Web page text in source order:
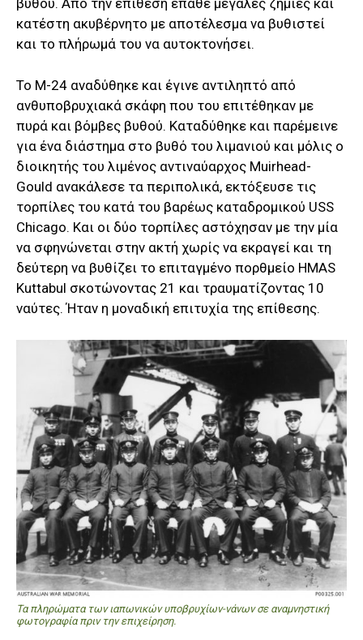
βυθού. Από την επίθεση έπαθε μεγάλες ζημιές και
κατέστη ακυβέρνητο με αποτέλεσμα να βυθιστεί
και το πλήρωμά του να αυτοκτονήσει.
Το Μ-24 αναδύθηκε και έγινε αντιληπτό από
ανθυποβρυχιακά σκάφη που του επιτέθηκαν με
πυρά και βόμβες βυθού. Καταδύθηκε και παρέμεινε
για ένα διάστημα στο βυθό του λιμανιού και μόλις ο
διοικητής του λιμένος αντιναύαρχος Muirhead-
Gould ανακάλεσε τα περιπολικά, εκτόξευσε τις
τορπίλες του κατά του βαρέως καταδρομικού USS
Chicago. Και οι δύο τορπίλες αστόχησαν με την μία
να σφηνώνεται στην ακτή χωρίς να εκραγεί και τη
δεύτερη να βυθίζει το επιταγμένο πορθμείο HMAS
Kuttabul σκοτώνοντας 21 και τραυματίζοντας 10
ναύτες. Ήταν η μοναδική επιτυχία της επίθεσης.
Τα πληρώματα των ιαπωνικών υποβρυχίων-νάνων σε αναμνηστική
φωτογραφία πριν την επιχείρηση.